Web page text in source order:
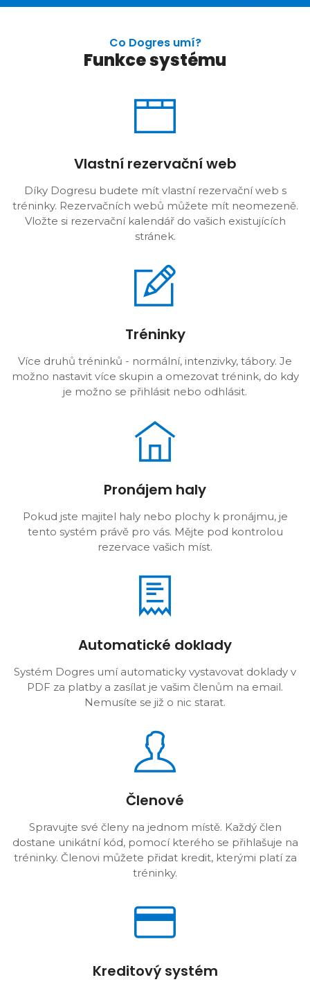
Co Dogres umí?
Funkce systému
Vlastní rezervační web
Díky Dogresu budete mít vlastní rezervační web s
tréninky. Rezervačních webů můžete mít neomezeně.
Vložte si rezervační kalendář do vašich existujících
stránek.
Tréninky
Více druhů tréninků - normální, intenzivky, tábory. Je
možno nastavit více skupin a omezovat trénink, do kdy
je možno se přihlásit nebo odhlásit.
Pronájem haly
Pokud jste majitel haly nebo plochy k pronájmu, je
tento systém právě pro vás. Mějte pod kontrolou
rezervace vašich míst.
Automatické doklady
Systém Dogres umí automaticky vystavovat doklady v
PDF za platby a zasílat je vašim členům na email.
Nemusíte se již o nic starat.
Členové
Spravujte své členy na jednom místě. Každý člen
dostane unikátní kód, pomocí kterého se přihlašuje na
tréninky. Členovi můžete přidat kredit, kterými platí za
tréninky.
Kreditový systém